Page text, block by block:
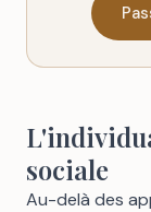
sociale
Au-delà des